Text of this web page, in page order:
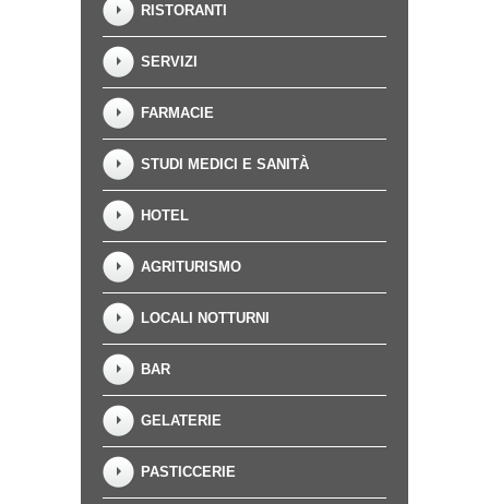
RISTORANTI
SERVIZI
FARMACIE
STUDI MEDICI E SANITÀ
HOTEL
AGRITURISMO
LOCALI NOTTURNI
BAR
GELATERIE
PASTICCERIE